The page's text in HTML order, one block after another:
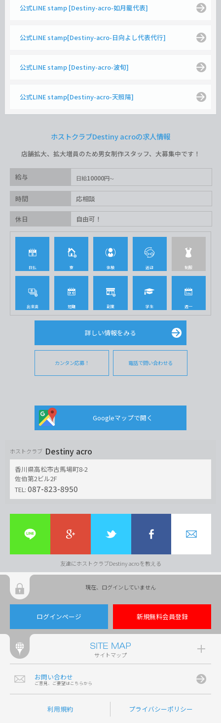
公式LINE stamp [Destiny-acro-如月龍代表]
公式LINE stamp[Destiny-acro-日向よし代表代行]
公式LINE stamp [Destiny-acro-波旬]
公式LINE stamp[Destiny-acro-天照陽]
ホストクラブDestiny acroの求人情報
店舗拡大、拡大増員のため男女制作スタッフ、大募集中です！
給与 日給10000円
時間 応相談
休日 自由可！
日払 寮 体験 送迎 制服
出来高 短期 副業 学生 週一
詳しい情報をみる
カンタン応募！ 電話で問い合わせる
Googleマップで開く
ホストクラブ Destiny acro
香川県高松市古馬場町8-2
佐伯第2ビル2F
TEL: 087-823-8950
友達にホストクラブDestiny acroを教える
現在、ログインしていません
ログインページ 新規無料会員登録
サイトマップ
お問い合わせ
ご意見、ご要望はこちらから
利用規約 プライバシーポリシー